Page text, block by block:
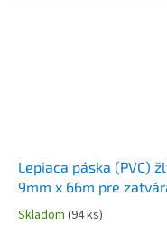
Lepiaca páska (PVC)
9mm x 66m pre
strojček 67999 [1 ks]
Skladom (94 ks)